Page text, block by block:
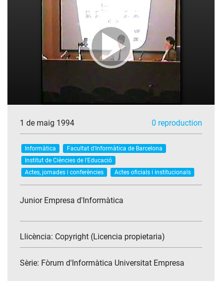
1 de maig 1994 0 reproduction
Informàtica
Facultat d'Informàtica de Barcelona
Institut de Ciències de l'Educació
Actes, jornades i conferències
Actes oficials i institucionals
Junior Empresa d'Informàtica
Llicència: Copyright (Licencia propietaria)
Sèrie: Fòrum d'Informàtica Universitat Empresa